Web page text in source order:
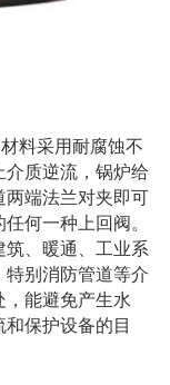
料采用耐腐蚀不
介质逆流，锅炉给
两端法兰对夹即可
何一种上回阀。
、暖通、工业系
别消防管道等介
，能避免产生水
保护设备的目